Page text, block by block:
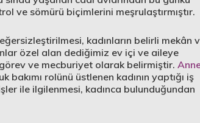
ve sömürü biçimlerini meşrulaştırmıştır.
kadınların belirli mekân
özel alan dediğimiz ev içi ve aileye
ve mecburiyet olarak belirmiştir.
rolünü üstlenen kadının yaptığı iş
ile ilgilenmesi, kadınca bulunduğundan